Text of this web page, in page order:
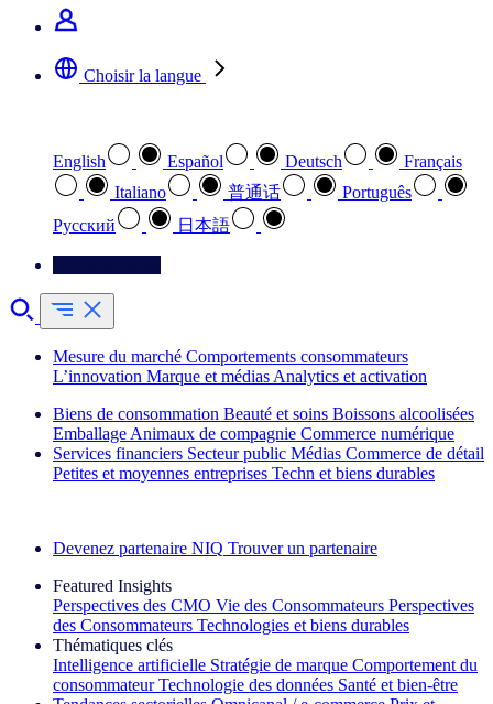
Choisir la langue
English Español Deutsch
Français
Italiano
普通话
Português
Pусский
日本語
Mesure du marché Comportements consommateurs
L’innovation Marque et médias Analytics et activation
Biens de consommation Beauté et soins Boissons alcoolisées
Emballage Animaux de compagnie Commerce numérique
Services financiers Secteur public Médias Commerce de détail
Petites et moyennes entreprises Techn et biens durables
Devenez partenaire NIQ Trouver un partenaire
Featured Insights
Perspectives des CMO Vie des Consommateurs Perspectives
des Consommateurs Technologies et biens durables
Thématiques clés
Intelligence artificielle Stratégie de marque Comportement du
consommateur Technologie des données Santé et bien‑être